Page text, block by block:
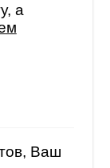
а
Ваш